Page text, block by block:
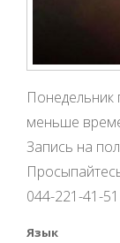
Понедельник
меньше
Запись на
044-221-41-51
Язык